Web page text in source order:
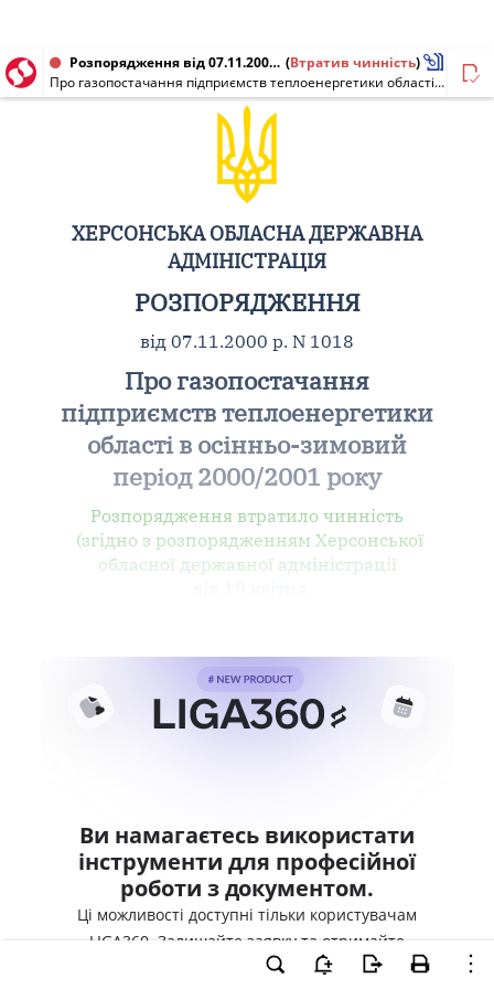
Розпорядження від 07.11.2000 № 1018 (Втратив чинність)
Про газопостачання підприємств теплоенергетики області в осінньо-зимовий період 2000/2001 року
ХЕРСОНСЬКА ОБЛАСНА ДЕРЖАВНА
АДМІНІСТРАЦІЯ
РОЗПОРЯДЖЕННЯ
від 07.11.2000 р. N 1018
Про газопостачання
підприємств теплоенергетики
області в осінньо-зимовий
період 2000/2001 року
Розпорядження втратило чинність
(згідно з розпорядженням Херсонської
обласної державної адміністрації
Ви намагаєтесь використати
інструменти для професійної
роботи з документом.
Ці можливості доступні тільки користувачам
LIGA360. Залишайте заявку та отримайте
доступ для професійної роботи прямо зараз.